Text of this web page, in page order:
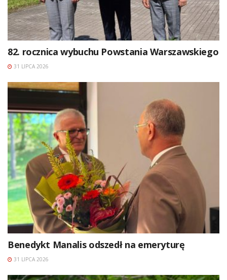
82. rocznica wybuchu Powstania Warszawskiego
31 LIPCA 2026
Benedykt Manalis odszedł na emeryturę
31 LIPCA 2026